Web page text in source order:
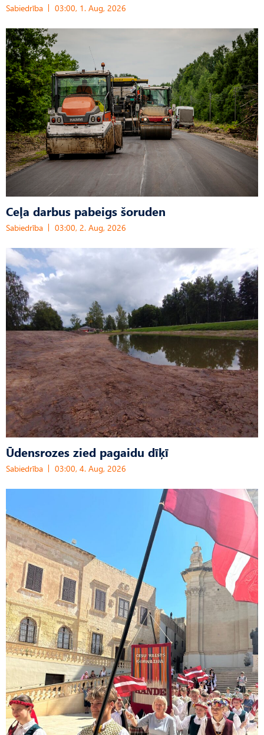
Sabiedrība 03:00, 1. Aug, 2026
Ceļa darbus pabeigs šoruden
Sabiedrība 03:00, 2. Aug, 2026
Ūdensrozes zied pagaidu dīķī
Sabiedrība 03:00, 4. Aug, 2026